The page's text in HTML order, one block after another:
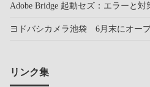
Adobe Bridge 起動セズ：エラーと対
ヨドバシカメラ池袋 6月末にオー
リンク集